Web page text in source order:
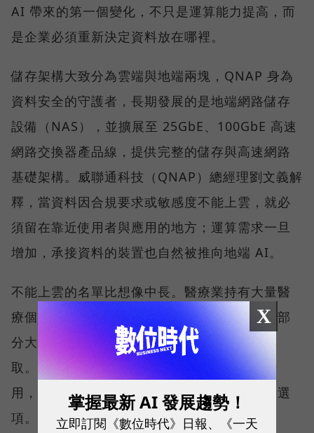
AI 帶來的第一個變化，不只是運算能力提高，而
是企業必須重新決定資料放在哪裡。
儲存架構大致分為雲端與地端兩塊，QNAP 身為
資料安全的守護者，長期發展的是地端網路儲存
設備（NAS），並擴展至 25GbE、100GbE 高速
網路交換器產品線，提供完整的儲存與高速網路
基礎架構。威聯通科技（QNAP）總經理劉文義解
釋，當資料因合規要求或敏感度不能上雲，就必
須留在靠近使用者與應用的地方；運算需求一旦
增加，承接資料的裝置也自然被推向地端 AI。
不能上雲的名單比想像中長。醫療業持有大量醫
療個資，金融與保險業受到合規與法規限制，部
分大學院校與設計公司也不希望資料被雲端存
取。對這些組織而言，問題並不是雲端好不好
用，而是一開始就沒有把核心資料全面上雲的選
項。
X
掌握最新 AI 發展趨勢！
立即訂閱《數位時代》日報、《一天